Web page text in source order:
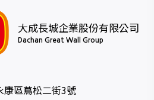
大成長城企業股份有限公司
Dachan Great Wall Group
康區蔦松二街3號